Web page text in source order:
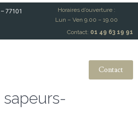
77101
Horaires d’ouverture :
Lun – Ven 9.00 – 19.00
Contact: 01 49 63 19 91
Contact
sapeurs-